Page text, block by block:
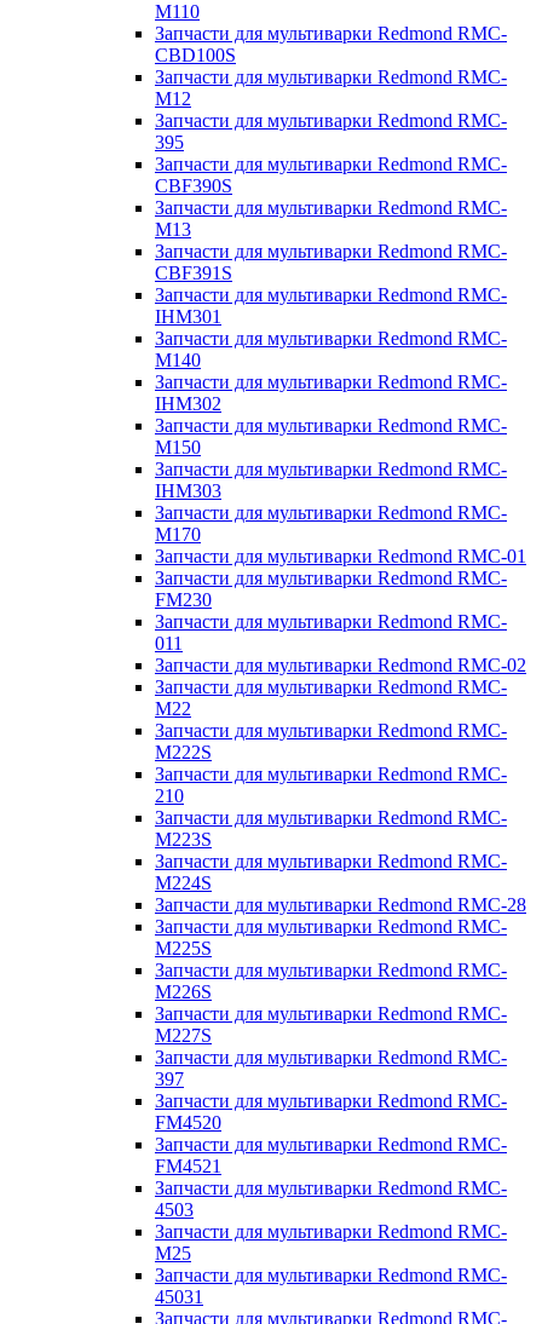
M110
Запчасти для мультиварки Redmond RMC-
CBD100S
Запчасти для мультиварки Redmond RMC-
M12
Запчасти для мультиварки Redmond RMC-
395
Запчасти для мультиварки Redmond RMC-
CBF390S
Запчасти для мультиварки Redmond RMC-
M13
Запчасти для мультиварки Redmond RMC-
CBF391S
Запчасти для мультиварки Redmond RMC-
IHM301
Запчасти для мультиварки Redmond RMC-
M140
Запчасти для мультиварки Redmond RMC-
IHM302
Запчасти для мультиварки Redmond RMC-
M150
Запчасти для мультиварки Redmond RMC-
IHM303
Запчасти для мультиварки Redmond RMC-
M170
Запчасти для мультиварки Redmond RMC-01
Запчасти для мультиварки Redmond RMC-
FM230
Запчасти для мультиварки Redmond RMC-
011
Запчасти для мультиварки Redmond RMC-02
Запчасти для мультиварки Redmond RMC-
M22
Запчасти для мультиварки Redmond RMC-
M222S
Запчасти для мультиварки Redmond RMC-
210
Запчасти для мультиварки Redmond RMC-
M223S
Запчасти для мультиварки Redmond RMC-
M224S
Запчасти для мультиварки Redmond RMC-28
Запчасти для мультиварки Redmond RMC-
M225S
Запчасти для мультиварки Redmond RMC-
M226S
Запчасти для мультиварки Redmond RMC-
M227S
Запчасти для мультиварки Redmond RMC-
397
Запчасти для мультиварки Redmond RMC-
FM4520
Запчасти для мультиварки Redmond RMC-
FM4521
Запчасти для мультиварки Redmond RMC-
4503
Запчасти для мультиварки Redmond RMC-
M25
Запчасти для мультиварки Redmond RMC-
45031
Запчасти для мультиварки Redmond RMC-